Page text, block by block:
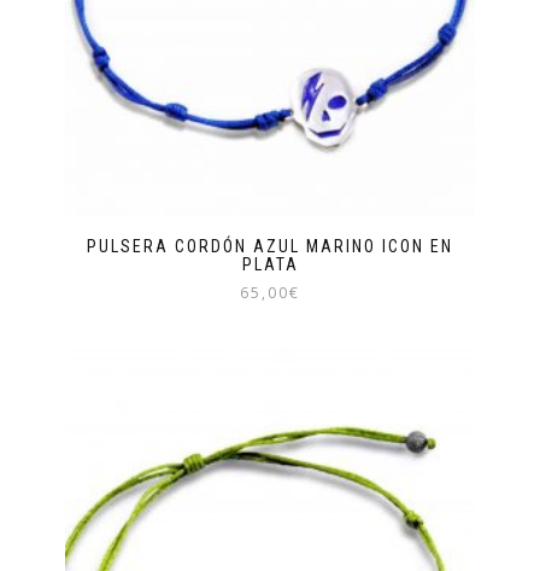
PULSERA CORDÓN AZUL MARINO ICON EN
PLATA
65,00€